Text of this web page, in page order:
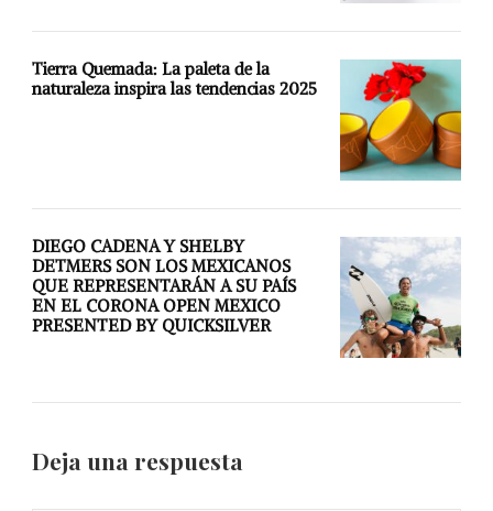
Tierra Quemada: La paleta de la
naturaleza inspira las tendencias 2025
DIEGO CADENA Y SHELBY
DETMERS SON LOS MEXICANOS
QUE REPRESENTARÁN A SU PAÍS
EN EL CORONA OPEN MEXICO
PRESENTED BY QUICKSILVER
Deja una respuesta